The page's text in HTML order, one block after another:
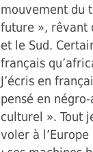
mouvement du
future », rêvant
et le Sud.
français
J’écris en
pensé en
culturel ». Tout
voler à